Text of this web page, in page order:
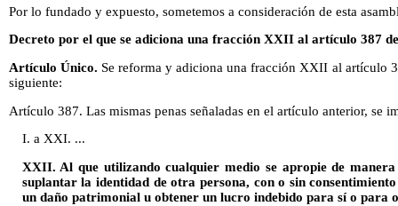
Por lo fundado y expuesto, sometemos a consideración de esta
Decreto por el que se adiciona una fracción XXII al artículo 387
Artículo Único. Se reforma y adiciona una fracción XXII al artículo
siguiente:
Artículo 387. Las mismas penas señaladas en el artículo anterior, se
I. a XXI. ...
XXII. Al que utilizando cualquier medio se apropie de
suplantar la identidad de otra persona, con o sin
un daño patrimonial u obtener un lucro indebido para sí o para